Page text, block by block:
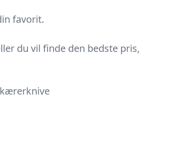
favorit.
du vil finde den bedste pris,